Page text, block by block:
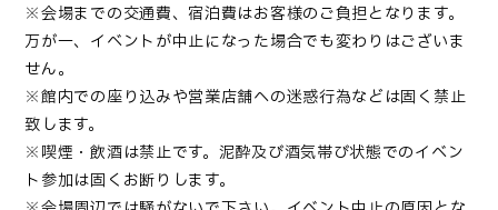
※会場までの交通費、宿泊費はお客様のご負担となります。
万が一、イベントが中止になった場合でも変わりはございま
せん。
※館内での座り込みや営業店舗への迷惑行為などは固く禁止
致します。
※喫煙・飲酒は禁止です。泥酔及び酒気帯び状態でのイベン
ト参加は固くお断りします。